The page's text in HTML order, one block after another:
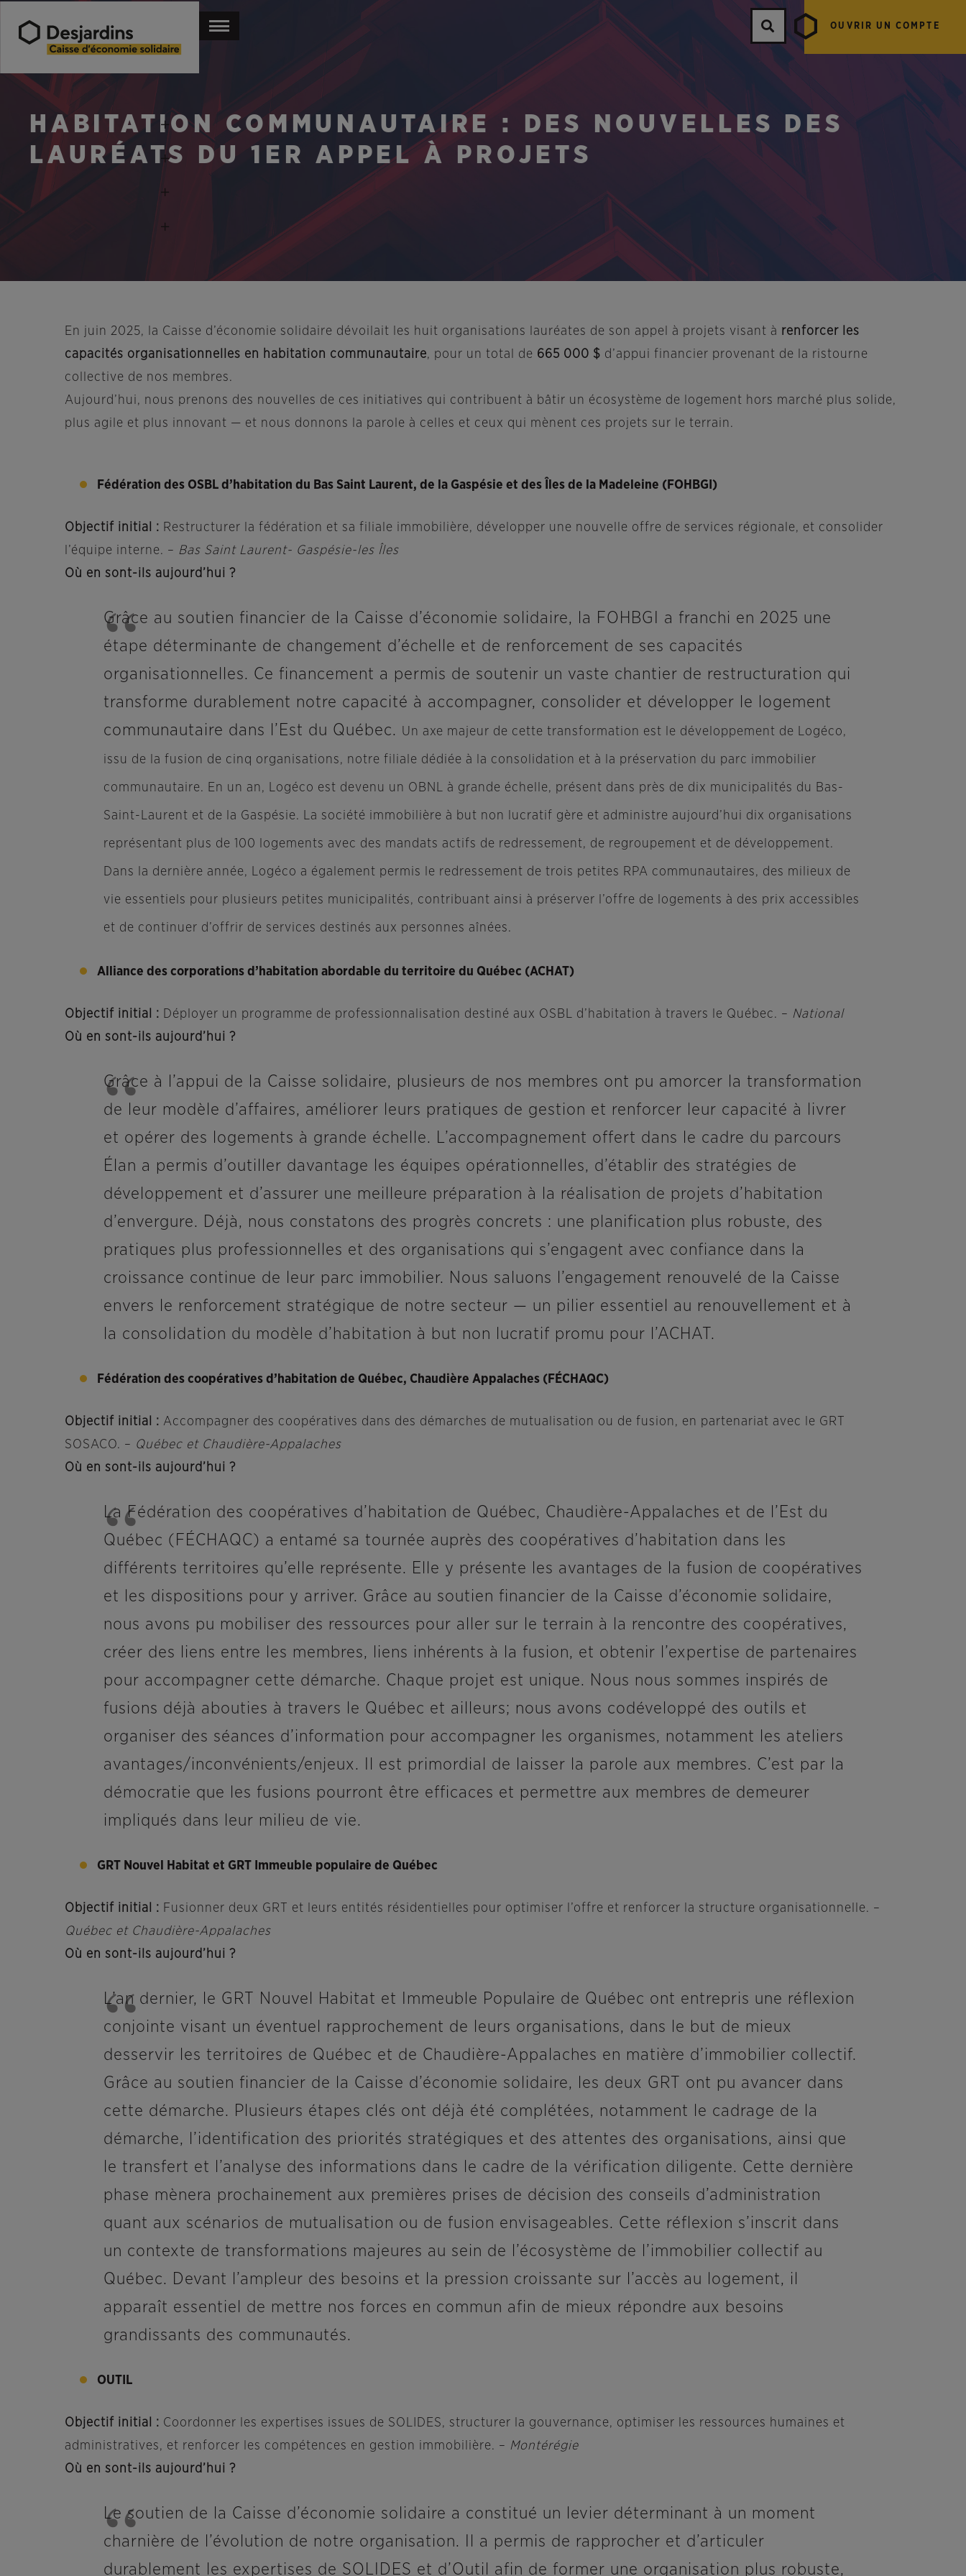
OUVRIR UN COMPTE
HABITATION COMMUNAUTAIRE : DES NOUVELLES DES
LAURÉATS DU 1ER APPEL À PROJETS
En juin 2025, la Caisse d’économie solidaire dévoilait les huit organisations lauréates de son appel à projets visant à renforcer les
capacités organisationnelles en habitation communautaire, pour un total de 665 000 $ d’appui financier provenant de la ristourne
collective de nos membres.
Aujourd’hui, nous prenons des nouvelles de ces initiatives qui contribuent à bâtir un écosystème de logement hors marché plus solide,
plus agile et plus innovant — et nous donnons la parole à celles et ceux qui mènent ces projets sur le terrain.
Fédération des OSBL d’habitation du Bas Saint Laurent, de la Gaspésie et des Îles de la Madeleine (FOHBGI)
Objectif initial : Restructurer la fédération et sa filiale immobilière, développer une nouvelle offre de services régionale, et consolider
l’équipe interne. – Bas Saint Laurent- Gaspésie-les Îles
Où en sont-ils aujourd’hui ?
Grâce au soutien financier de la Caisse d’économie solidaire, la FOHBGI a franchi en 2025 une
étape déterminante de changement d’échelle et de renforcement de ses capacités
organisationnelles. Ce financement a permis de soutenir un vaste chantier de restructuration qui
transforme durablement notre capacité à accompagner, consolider et développer le logement
communautaire dans l’Est du Québec.
Un axe majeur de cette transformation est le développement de Logéco,
issu de la fusion de cinq organisations, notre filiale dédiée à la consolidation et à la préservation du parc immobilier
communautaire. En un an, Logéco est devenu un OBNL à grande échelle, présent dans près de dix municipalités du Bas-
Saint-Laurent et de la Gaspésie. La société immobilière à but non lucratif gère et administre aujourd’hui dix organisations
représentant plus de 100 logements avec des mandats actifs de redressement, de regroupement et de développement.
Dans la dernière année, Logéco a également permis le redressement de trois petites RPA communautaires, des milieux de
vie essentiels pour plusieurs petites municipalités, contribuant ainsi à préserver l’offre de logements à des prix accessibles
et de continuer d’offrir de services destinés aux personnes aînées.
Alliance des corporations d’habitation abordable du territoire du Québec (ACHAT)
Objectif initial : Déployer un programme de professionnalisation destiné aux OSBL d’habitation à travers le Québec. – National
Où en sont-ils aujourd’hui ?
Grâce à l’appui de la Caisse solidaire, plusieurs de nos membres ont pu amorcer la transformation
de leur modèle d’affaires, améliorer leurs pratiques de gestion et renforcer leur capacité à livrer
et opérer des logements à grande échelle. L’accompagnement offert dans le cadre du parcours
Élan a permis d’outiller davantage les équipes opérationnelles, d’établir des stratégies de
développement et d’assurer une meilleure préparation à la réalisation de projets d’habitation
d’envergure. Déjà, nous constatons des progrès concrets : une planification plus robuste, des
pratiques plus professionnelles et des organisations qui s’engagent avec confiance dans la
croissance continue de leur parc immobilier. Nous saluons l’engagement renouvelé de la Caisse
envers le renforcement stratégique de notre secteur — un pilier essentiel au renouvellement et à
la consolidation du modèle d’habitation à but non lucratif promu pour l’ACHAT.
Fédération des coopératives d’habitation de Québec, Chaudière Appalaches (FÉCHAQC)
Objectif initial : Accompagner des coopératives dans des démarches de mutualisation ou de fusion, en partenariat avec le GRT
SOSACO. – Québec et Chaudière-Appalaches
Où en sont-ils aujourd’hui ?
La Fédération des coopératives d’habitation de Québec, Chaudière-Appalaches et de l’Est du
Québec (FÉCHAQC) a entamé sa tournée auprès des coopératives d’habitation dans les
différents territoires qu’elle représente. Elle y présente les avantages de la fusion de coopératives
et les dispositions pour y arriver. Grâce au soutien financier de la Caisse d’économie solidaire,
nous avons pu mobiliser des ressources pour aller sur le terrain à la rencontre des coopératives,
créer des liens entre les membres, liens inhérents à la fusion, et obtenir l’expertise de partenaires
pour accompagner cette démarche. Chaque projet est unique. Nous nous sommes inspirés de
fusions déjà abouties à travers le Québec et ailleurs; nous avons codéveloppé des outils et
organiser des séances d’information pour accompagner les organismes, notamment les ateliers
avantages/inconvénients/enjeux. Il est primordial de laisser la parole aux membres. C’est par la
démocratie que les fusions pourront être efficaces et permettre aux membres de demeurer
impliqués dans leur milieu de vie.
GRT Nouvel Habitat et GRT Immeuble populaire de Québec
Objectif initial : Fusionner deux GRT et leurs entités résidentielles pour optimiser l’offre et renforcer la structure organisationnelle. –
Québec et Chaudière-Appalaches
Où en sont-ils aujourd’hui ?
L’an dernier, le GRT Nouvel Habitat et Immeuble Populaire de Québec ont entrepris une réflexion
conjointe visant un éventuel rapprochement de leurs organisations, dans le but de mieux
desservir les territoires de Québec et de Chaudière-Appalaches en matière d’immobilier collectif.
Grâce au soutien financier de la Caisse d’économie solidaire, les deux GRT ont pu avancer dans
cette démarche. Plusieurs étapes clés ont déjà été complétées, notamment le cadrage de la
démarche, l’identification des priorités stratégiques et des attentes des organisations, ainsi que
le transfert et l’analyse des informations dans le cadre de la vérification diligente. Cette dernière
phase mènera prochainement aux premières prises de décision des conseils d’administration
quant aux scénarios de mutualisation ou de fusion envisageables. Cette réflexion s’inscrit dans
un contexte de transformations majeures au sein de l’écosystème de l’immobilier collectif au
Québec. Devant l’ampleur des besoins et la pression croissante sur l’accès au logement, il
apparaît essentiel de mettre nos forces en commun afin de mieux répondre aux besoins
grandissants des communautés.
OUTIL
Objectif initial : Coordonner les expertises issues de SOLIDES, structurer la gouvernance, optimiser les ressources humaines et
administratives, et renforcer les compétences en gestion immobilière. – Montérégie
Où en sont-ils aujourd’hui ?
Le soutien de la Caisse d’économie solidaire a constitué un levier déterminant à un moment
charnière de l’évolution de notre organisation. Il a permis de rapprocher et d’articuler
durablement les expertises de SOLIDES et d’Outil afin de former une organisation plus robuste,